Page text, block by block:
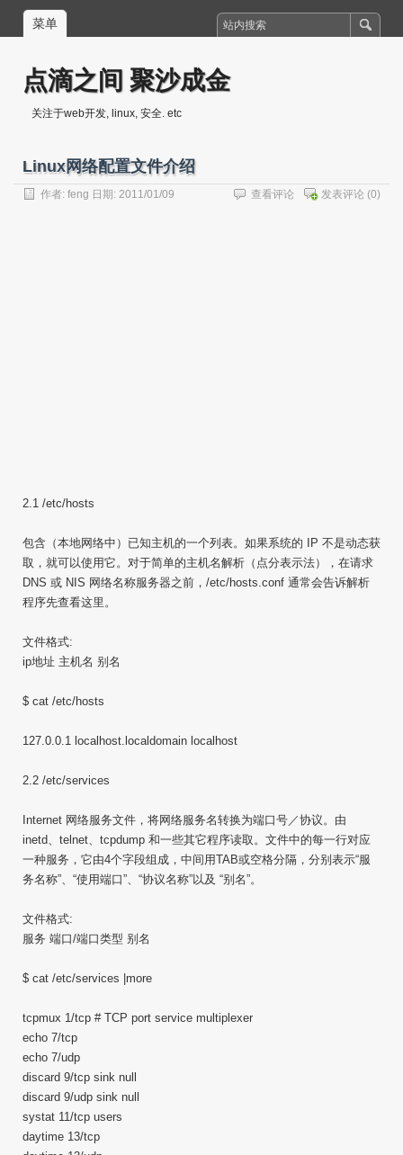
菜单
点滴之间 聚沙成金
关注于web开发, linux, 安全. etc
Linux网络配置文件介绍
作者: feng 日期: 2011/01/09 发表评论 (0)
查看评论
2.1 /etc/hosts
包含（本地网络中）已知主机的一个列表。如果系统的 IP 不是动态获
取，就可以使用它。对于简单的主机名解析（点分表示法），在请求
DNS 或 NIS 网络名称服务器之前，/etc/hosts.conf 通常会告诉解析
程序先查看这里。
文件格式:
ip地址 主机名 别名
$ cat /etc/hosts
127.0.0.1 localhost.localdomain localhost
2.2 /etc/services
Internet 网络服务文件，将网络服务名转换为端口号／协议。由
inetd、telnet、tcpdump 和一些其它程序读取。文件中的每一行对应
一种服务，它由4个字段组成，中间用TAB或空格分隔，分别表示“服
务名称”、“使用端口”、“协议名称”以及 “别名”。
文件格式:
服务 端口/端口类型 别名
$ cat /etc/services |more
tcpmux 1/tcp # TCP port service multiplexer
echo 7/tcp
echo 7/udp
discard 9/tcp sink null
discard 9/udp sink null
systat 11/tcp users
daytime 13/tcp